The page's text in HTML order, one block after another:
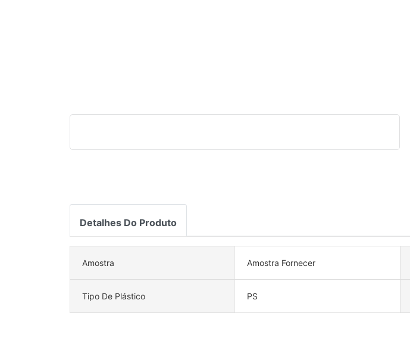
Detalhes Do Produto
Amostra Amostra Fornecer
Tipo De Plástico PS